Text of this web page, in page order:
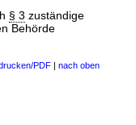
§ 3 zuständige
Behörde
PDF | nach oben